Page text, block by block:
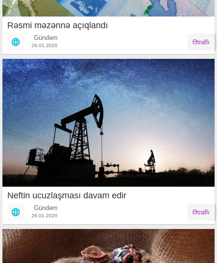
Rəsmi məzənnə açıqlandı
Gündəm
28.01.2020 Ətraflı
Neftin ucuzlaşması davam edir
Gündəm
28.01.2020 Ətraflı